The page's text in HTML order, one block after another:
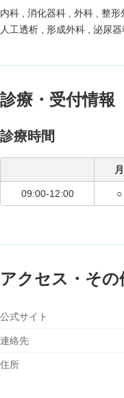
内科 消化器科 外科 整形
人工透析
形成外科 泌尿器
診療・受付情報
診療時間
月
09:00-12:00 ○
アクセス・その
公式サイト
連絡先
住所